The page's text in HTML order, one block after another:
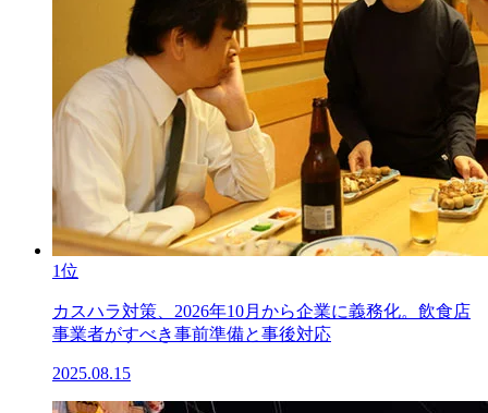
1位
カスハラ対策、2026年10月から企業に義務化。飲食店
事業者がすべき事前準備と事後対応
2025.08.15